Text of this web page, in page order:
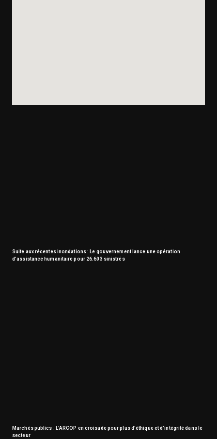
Suite aux récentes inondations : Le gouvernement lance une opération
d’assistance humanitaire pour 26.603 sinistrés
Marchés publics : L’ARCOP en croisade pour plus d’éthique et d’intégrité dans le
secteur